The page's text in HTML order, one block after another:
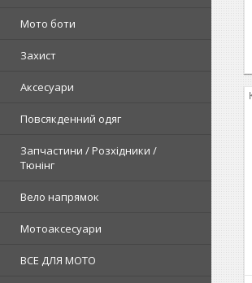
Мото боти
Захист
Аксесуари
Повсякденний одяг
Запчастини / Розхідники /
Тюнінг
Вело напрямок
Мотоаксесуари
ВСЕ ДЛЯ МОТО